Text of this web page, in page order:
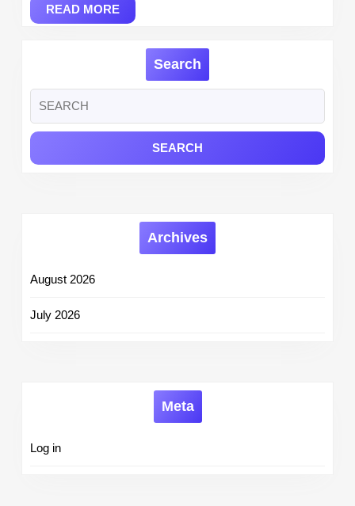
READ MOREREAD
MORE
Search
for:
Archives
August 2026
July 2026
Meta
Log in